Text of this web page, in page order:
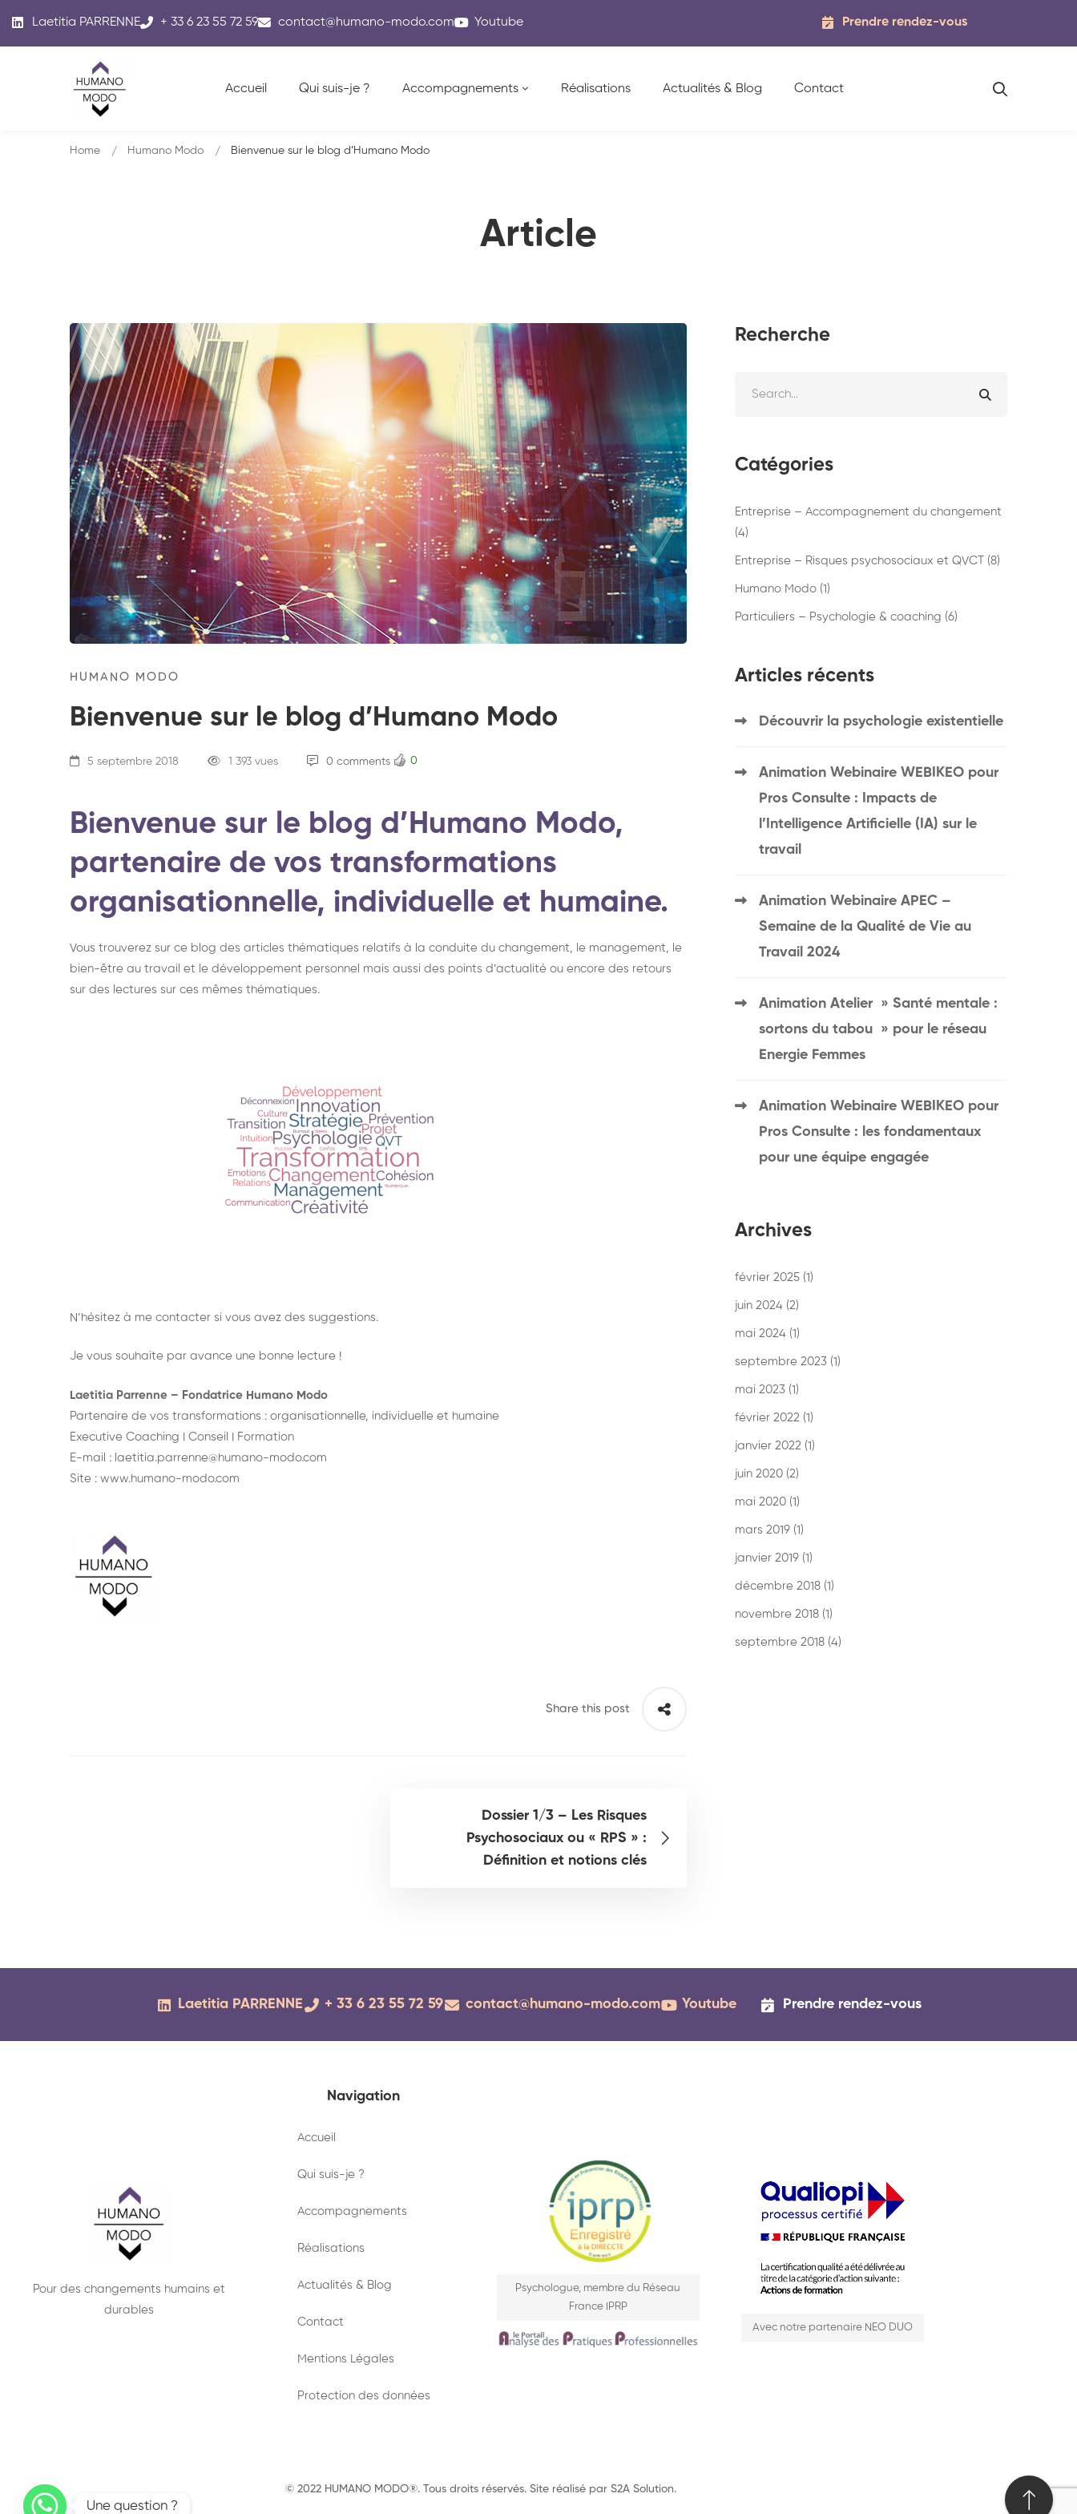
Laetitia PARRENNE + 33 6 23 55 72 59 contact@humano-modo.com Youtube Prendre rendez-vous
Accueil Qui suis-je ? Accompagnements Réalisations Actualités & Blog Contact
Article
Home Humano Modo Bienvenue sur le blog d’Humano Modo
HUMANO MODO
Bienvenue sur le blog d’Humano Modo
5 septembre 2018 1 393 vues 0 comments 0
Bienvenue sur le blog d’Humano Modo,
partenaire de vos transformations
organisationnelle, individuelle et humaine.
Vous trouverez sur ce blog des articles thématiques relatifs à la conduite du changement, le management, le
bien-être au travail et le développement personnel mais aussi des points d’actualité ou encore des retours
sur des lectures sur ces mêmes thématiques.
N’hésitez à me contacter si vous avez des suggestions.
Je vous souhaite par avance une bonne lecture !
Laetitia Parrenne – Fondatrice Humano Modo
Partenaire de vos transformations : organisationnelle, individuelle et humaine
Executive Coaching I Conseil I Formation
E-mail : laetitia.parrenne@humano-modo.com
Site : www.humano-modo.com
Share this post
Dossier 1/3 – Les Risques
Psychosociaux ou « RPS » :
Définition et notions clés
Recherche
Catégories
Entreprise – Accompagnement du changement
(4)
Entreprise – Risques psychosociaux et QVCT (8)
Humano Modo (1)
Particuliers – Psychologie & coaching (6)
Articles récents
Découvrir la psychologie existentielle
Animation Webinaire WEBIKEO pour
Pros Consulte : Impacts de
l’Intelligence Artificielle (IA) sur le
travail
Animation Webinaire APEC –
Semaine de la Qualité de Vie au
Travail 2024
Animation Atelier » Santé mentale :
sortons du tabou » pour le réseau
Energie Femmes
Animation Webinaire WEBIKEO pour
Pros Consulte : les fondamentaux
pour une équipe engagée
Archives
février 2025 (1)
juin 2024 (2)
mai 2024 (1)
septembre 2023 (1)
mai 2023 (1)
février 2022 (1)
janvier 2022 (1)
juin 2020 (2)
mai 2020 (1)
mars 2019 (1)
janvier 2019 (1)
décembre 2018 (1)
novembre 2018 (1)
septembre 2018 (4)
Laetitia PARRENNE + 33 6 23 55 72 59 contact@humano-modo.com Youtube Prendre rendez-vous
Pour des changements humains et
durables
Navigation
Accueil
Qui suis-je ?
Accompagnements
Réalisations
Actualités & Blog
Contact
Mentions Légales
Protection des données
Psychologue, membre du Réseau
France IPRP
Avec notre partenaire NEO DUO
© 2022 HUMANO MODO®. Tous droits réservés. Site réalisé par S2A Solution.
Une question ?